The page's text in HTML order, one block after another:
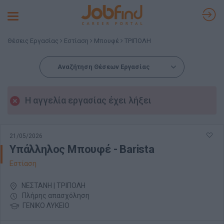
Toggle
Θέσεις Εργασίας Εστίαση Μπουφέ ΤΡΙΠΟΛΗ
Αναζήτηση Θέσεων Εργασίας
Η αγγελία εργασίας έχει λήξει
21/05/2026
Υπάλληλος Μπουφέ - Barista
Εστίαση
ΝΕΣΤΑΝΗ | ΤΡΙΠΟΛΗ
Πλήρης απασχόληση
ΓΕΝΙΚΟ ΛΥΚΕΙΟ